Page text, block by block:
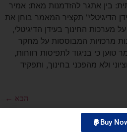
בין אתגר להזדמנות מאת: אמיר
הדיגיטלי" תקציר המאמר בוחן את
החינוך בעידן הדיגיטלי,
מרכזיות המבוססות על מחקר
טוען כי בניגוד לתפיסות רווחות,
ולא מהפכני בחינוך, ותפקיד
הבא ←
Buy